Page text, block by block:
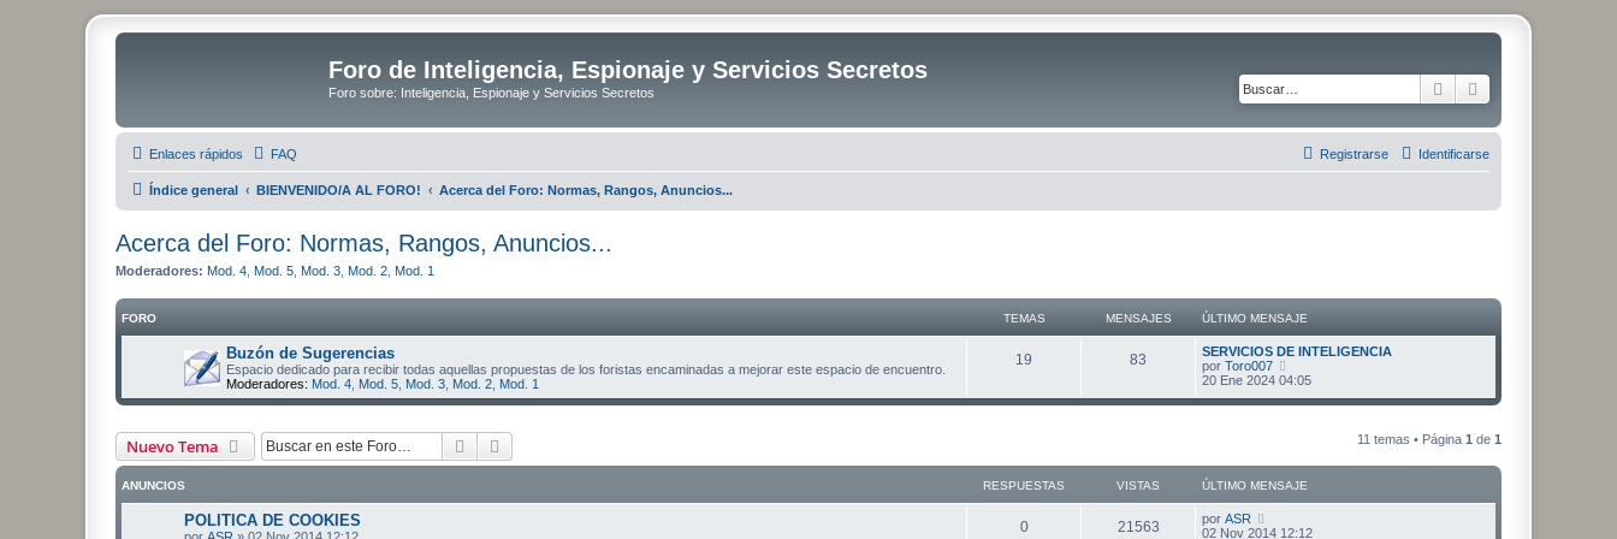
Foro de Inteligencia, Espionaje y Servicios Secretos
Foro sobre: Inteligencia, Espionaje y Servicios Secretos Buscar
Enlaces rápidos FAQ Identificarse
Registrarse
Índice general BIENVENIDO/A AL FORO! Acerca del Foro: Normas, Rangos, Anuncios...
Acerca del Foro: Normas, Rangos, Anuncios...
Moderadores: Mod. 4 Mod. 5 Mod. 3 Mod. 2 Mod. 1
FORO TEMAS MENSAJES ÚLTIMO MENSAJE
Buzón de Sugerencias
Espacio dedicado para recibir todas aquellas propuestas de los foristas encaminadas a mejorar este espacio de encuentro.
Moderadores: Mod. 4 Mod. 5 Mod. 3 Mod. 2 Mod. 1
19
s
83
a
Ú
l
t
m
n
s
a
e
SERVICIOS DE INTELIGENCIA
por Toro007
e
ú
m
o
m
20 Ene 2024 04:05
Nuevo Tema Buscar 11 temas • Página 1 de 1
ANUNCIOS RESPUESTAS VISTAS ÚLTIMO MENSAJE
POLITICA DE COOKIES 0R
21563V
Ú
l
por ASR
02 Nov 2014 12:12